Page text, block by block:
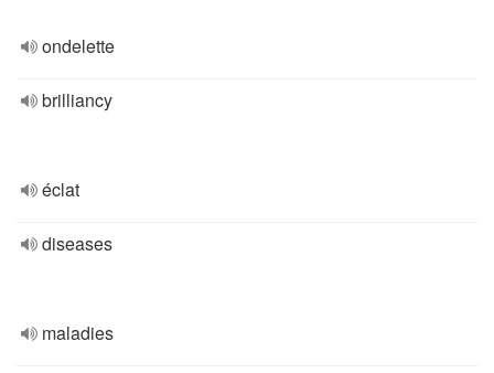
ondelette
brilliancy
éclat
diseases
maladies